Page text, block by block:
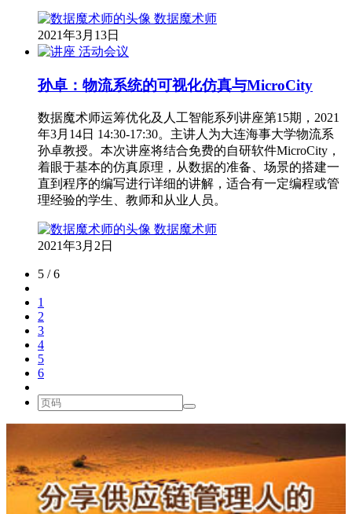
数据魔术师
2021年3月13日
活动会议
孙卓：物流系统的可视化仿真与MicroCity
数据魔术师运筹优化及人工智能系列讲座第15期，2021
年3月14日 14:30-17:30。主讲人为大连海事大学物流系
孙卓教授。本次讲座将结合免费的自研软件MicroCity，
着眼于基本的仿真原理，从数据的准备、场景的搭建一
直到程序的编写进行详细的讲解，适合有一定编程或管
理经验的学生、教师和从业人员。
数据魔术师
2021年3月2日
5 / 6
1
2
3
4
5
6